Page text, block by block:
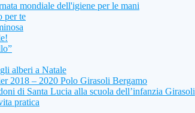
mondiale dell'igiene per le mani
per te
alberi a Natale
2018 – 2020 Polo Girasoli Bergamo
di Santa Lucia alla scuola dell’infanzia Girasoli
pratica